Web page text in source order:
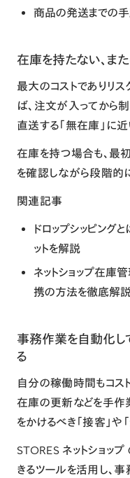
商品の発送までの
在庫を持たない、ま
最大のコストでありリ
ば、注文が入ってから
直送する「無在庫」に
在庫を持つ場合も、最
を確認しながら段階的
関連記事
ドロップシッピング
ットを解説
ネットショップ在庫
携の方法を徹底解
事務作業を自動化し
る
自分の稼働時間もコス
在庫の更新などを手作
をかけるべき「接客」や
STORES ネットショッ
きるツールを活用し、